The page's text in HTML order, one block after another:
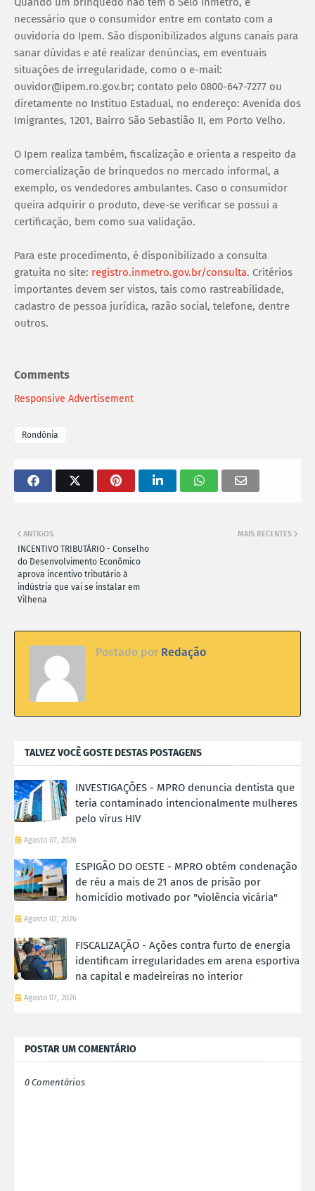
necessário que o consumidor entre em contato com a
ouvidoria do Ipem. São disponibilizados alguns canais para
sanar dúvidas e até realizar denúncias, em eventuais
situações de irregularidade, como o e-mail:
ouvidor@ipem.ro.gov.br; contato pelo 0800-647-7277 ou
diretamente no Instituo Estadual, no endereço: Avenida dos
Imigrantes, 1201, Bairro São Sebastião II, em Porto Velho.
O Ipem realiza também, fiscalização e orienta a respeito da
comercialização de brinquedos no mercado informal, a
exemplo, os vendedores ambulantes. Caso o consumidor
queira adquirir o produto, deve-se verificar se possui a
certificação, bem como sua validação.
Para este procedimento, é disponibilizado a consulta
gratuita no site: registro.inmetro.gov.br/consulta. Critérios
importantes devem ser vistos, tais como rastreabilidade,
cadastro de pessoa jurídica, razão social, telefone, dentre
outros.
Comments
Responsive Advertisement
Rondônia
MAIS RECENTES
ANTIGOS
INCENTIVO TRIBUTÁRIO - Conselho
do Desenvolvimento Econômico
aprova incentivo tributário à
indústria que vai se instalar em
Vilhena
Postado por Redação
TALVEZ VOCÊ GOSTE DESTAS POSTAGENS
INVESTIGAÇÕES - MPRO denuncia dentista que
teria contaminado intencionalmente mulheres
pelo vírus HIV
Agosto 07, 2026
ESPIGÃO DO OESTE - MPRO obtém condenação
de réu a mais de 21 anos de prisão por
homicídio motivado por "violência vicária"
Agosto 07, 2026
FISCALIZAÇÃO - Ações contra furto de energia
identificam irregularidades em arena esportiva
na capital e madeireiras no interior
Agosto 07, 2026
POSTAR UM COMENTÁRIO
0 Comentários